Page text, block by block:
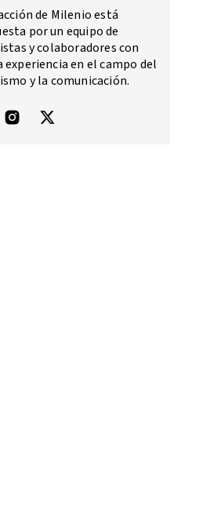
de Milenio está
por un equipo de
y colaboradores con
experiencia en el campo del
y la comunicación.